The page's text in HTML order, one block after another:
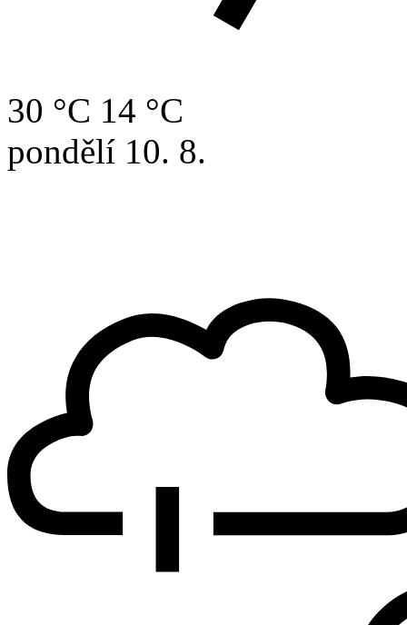
30 °C 14 °C
pondělí 10. 8.